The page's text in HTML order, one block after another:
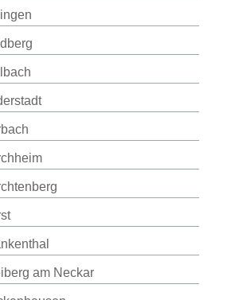
am Neckar